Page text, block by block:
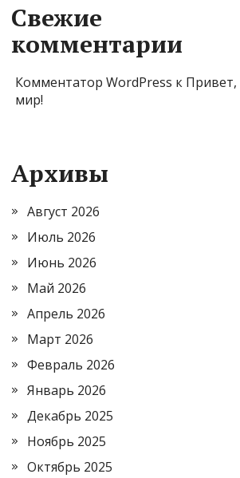
Свежие
комментарии
Комментатор WordPress к Привет,
мир!
Архивы
Август 2026
Июль 2026
Июнь 2026
Май 2026
Апрель 2026
Март 2026
Февраль 2026
Январь 2026
Декабрь 2025
Ноябрь 2025
Октябрь 2025